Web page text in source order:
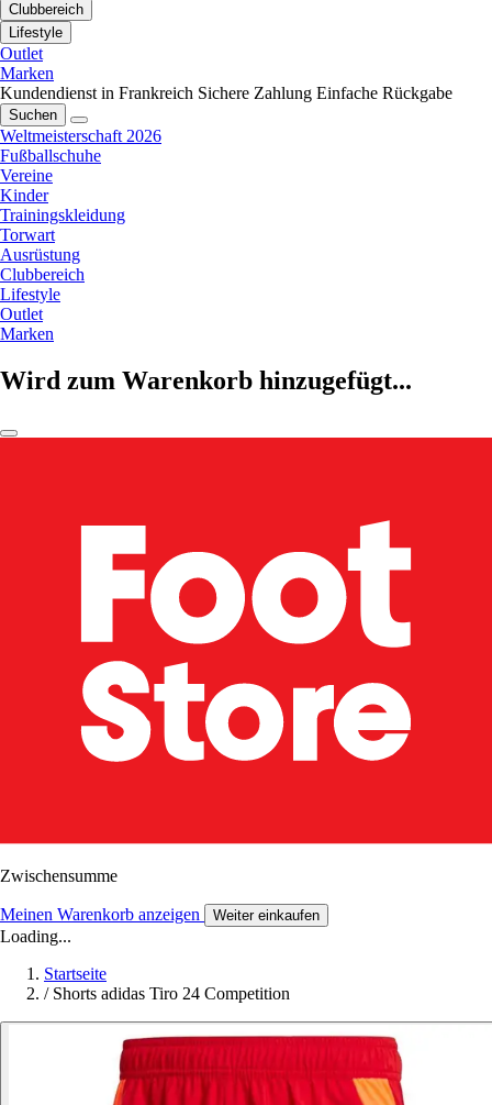
Clubbereich
Lifestyle
Outlet
Marken
Kundendienst in Frankreich Sichere Zahlung Einfache Rückgabe
Suchen
Weltmeisterschaft 2026
Fußballschuhe
Vereine
Kinder
Trainingskleidung
Torwart
Ausrüstung
Clubbereich
Lifestyle
Outlet
Marken
Wird zum Warenkorb hinzugefügt...
Zwischensumme
Meinen Warenkorb anzeigen Weiter einkaufen
Loading...
Startseite
/ Shorts adidas Tiro 24 Competition